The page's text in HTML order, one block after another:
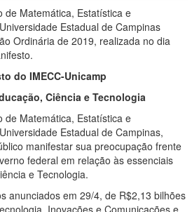
de Matemática, Estatística e
Estadual de Campinas
Ordinária de 2019, realizada no dia
do IMECC-Unicamp
Ciência e Tecnologia
de Matemática, Estatística e
Estadual de Campinas,
manifestar sua preocupação frente
federal em relação às essenciais
e Tecnologia.
anunciados em 29/4, de R$2,13 bilhões
Inovações e Comunicações e